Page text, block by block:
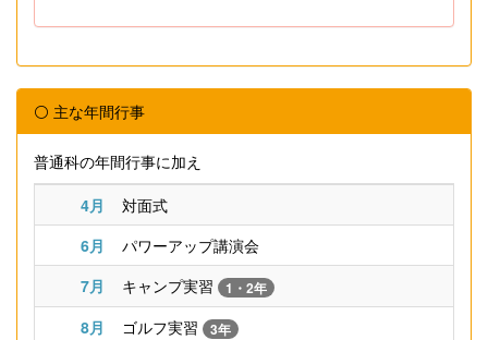
⚪ 主な年間行事
普通科の年間行事に加え
4月
対面式
6月
パワーアップ講演会
7月
キャンプ実習 1・2年
8月 ゴルフ実習 3年